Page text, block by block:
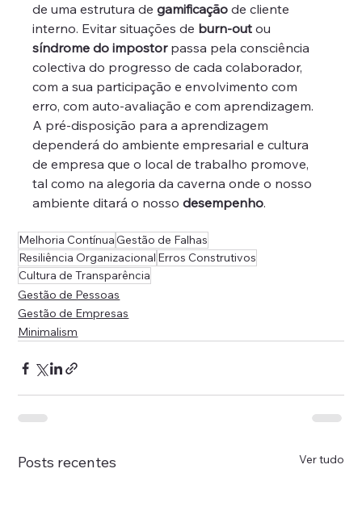
de uma estrutura de gamificação de cliente
interno. Evitar situações de burn-out ou
síndrome do impostor passa pela consciência
colectiva do progresso de cada colaborador,
com a sua participação e envolvimento com
erro, com auto-avaliação e com aprendizagem.
A pré-disposição para a aprendizagem
dependerá do ambiente empresarial e cultura
de empresa que o local de trabalho promove,
tal como na alegoria da caverna onde o nosso
ambiente ditará o nosso desempenho.
Melhoria ContínuaGestão de Falhas
Resiliência Organizacional Erros Construtivos
Cultura de Transparência
Gestão de Pessoas
Gestão de Empresas
Minimalism
Posts recentes Ver tudo